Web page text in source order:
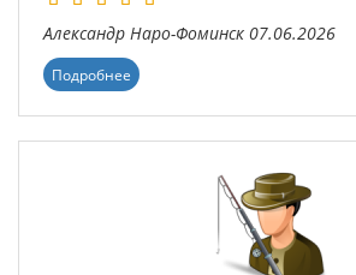
Александр Наро-Фоминск 07.06.2026
Подробнее